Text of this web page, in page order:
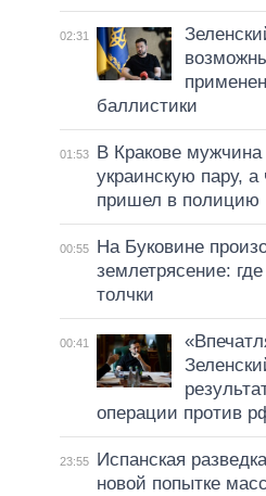
02:31
баллистики
01:53
В Кракове мужчина
украинскую пару,
пришел в полицию
00:55
На Буковине
землетрясение:
толчки
00:41
операции против
23:55
Испанская
новой попытке